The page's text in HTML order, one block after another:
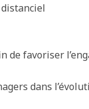
de favoriser
dans